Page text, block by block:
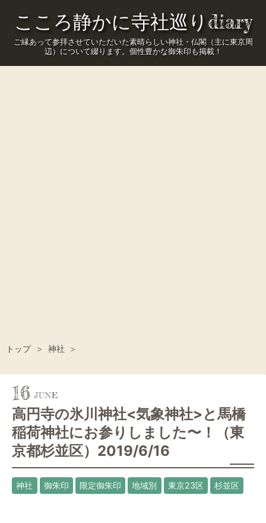
こころ静かに寺社巡りdiary
ご縁あって参拝させていただいた素晴らしい神社・仏閣（主に東京周
辺）について綴ります。個性豊かな御朱印も掲載！
トップ > 神社 >
16
高円寺の氷川神社<気象神社>と馬橋
稲荷神社にお参りしました〜！（東
京都杉並区）2019/6/16
神社 御朱印 限定御朱印 地域別 東京23区 杉並区